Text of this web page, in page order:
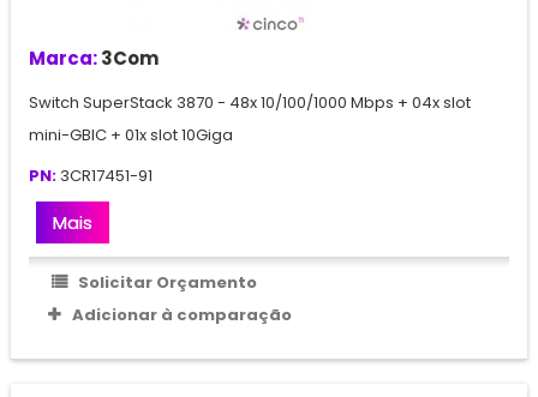
Marca:3Com
Switch SuperStack 3870 - 48x 10/100/1000 Mbps + 04x slot
mini-GBIC + 01x slot 10Giga
PN: 3CR17451-91
Mais
Solicitar Orçamento
Adicionar à comparação